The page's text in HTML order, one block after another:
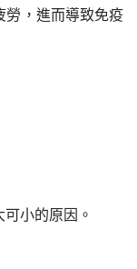
勞，進而導致免疫
小的原因。